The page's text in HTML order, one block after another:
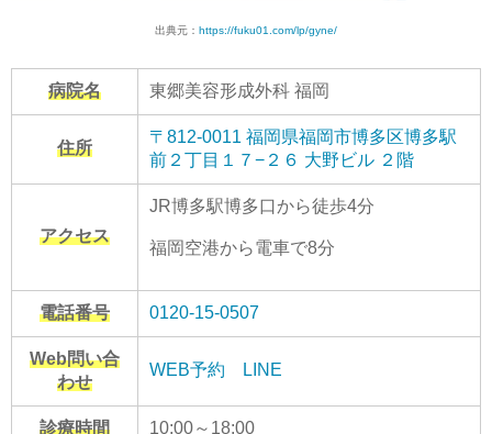
出典元： https://fuku01.com/lp/gyne/
病院名 東郷美容形成外科 福岡
住所
〒812-0011 福岡県福岡市博多区博多駅
前２丁目１７−２６ 大野ビル ２階
アクセス
JR博多駅博多口から徒歩4分
福岡空港から電車で8分
電話番号 0120-15-0507
Web問い合
わせ
WEB予約 LINE
診療時間 10:00～18:00